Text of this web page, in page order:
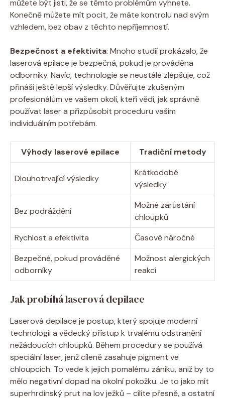
můžete být jisti, že se těmto problémům vyhnete.
Konečně můžete mít pocit, že máte kontrolu nad svým
vzhledem, bez obav z těchto nepříjemností.
Bezpečnost a efektivita: Mnoho studií prokázalo, že
laserová epilace je bezpečná, pokud je prováděna
odborníky. Navíc, technologie se neustále zlepšuje, což
přináší ještě lepší výsledky. Důvěřujte zkušeným
profesionálům ve vašem okolí, kteří vědí, jak správně
používat laser a přizpůsobit proceduru vašim
individuálním potřebám.
Výhody laserové epilace Tradiční metody
Dlouhotrvající výsledky
Krátkodobé
výsledky
Bez podráždění
Možné zarůstání
chloupků
Rychlost a efektivita
Časově náročné
Bezpečné, pokud prováděné
odborníky
Možnost alergických
reakcí
Jak probíhá laserová depilace
Laserová depilace je postup, který spojuje moderní
technologii a vědecký přístup k trvalému odstranění
nežádoucích chloupků. Během procedury se používá
speciální laser, jenž cíleně zasahuje pigment ve
chloupcích. To vede k jejich pomalému zániku, aniž by to
mělo negativní dopad na okolní pokožku. Je to jako mít
superhrdinský prut na lov ježků – cílíte přesně, a ostatní